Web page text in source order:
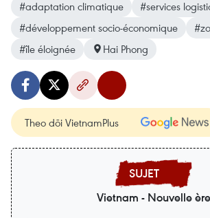
#adaptation climatique
#services
#développement socio-économique
#île éloignée
Hai Phong
Theo dõi VietnamPlus
Vietnam - Nouvelle ère